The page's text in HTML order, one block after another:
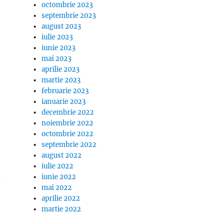
octombrie 2023
septembrie 2023
august 2023
iulie 2023
iunie 2023
mai 2023
aprilie 2023
martie 2023
februarie 2023
ianuarie 2023
decembrie 2022
noiembrie 2022
octombrie 2022
septembrie 2022
august 2022
iulie 2022
iunie 2022
mai 2022
aprilie 2022
martie 2022